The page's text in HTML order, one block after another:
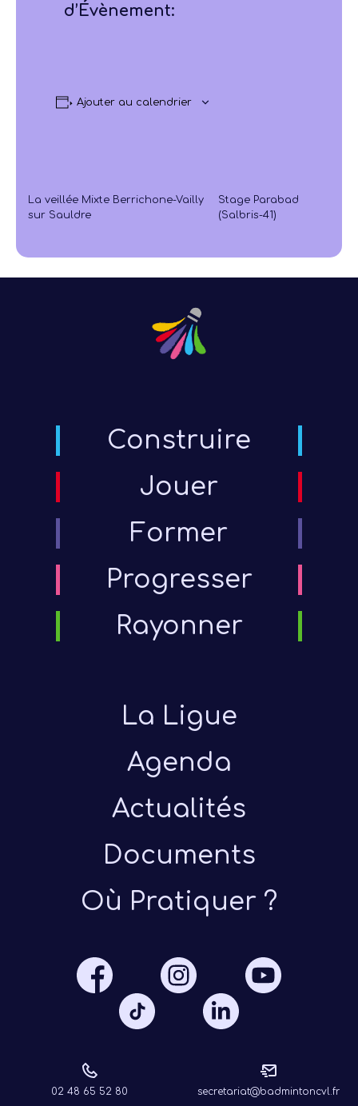
d’Évènement:
Ajouter au calendrier
La veillée Mixte Berrichone-Vailly
sur Sauldre
Stage Parabad
(Salbris-41)
Construire
Jouer
Former
Progresser
Rayonner
La Ligue
Agenda
Actualités
Documents
Où Pratiquer ?
02 48 65 52 80 secretariat@badmintoncvl.fr